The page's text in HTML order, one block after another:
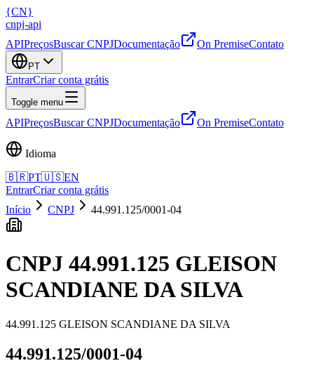
{CN}
cnpj-api
APIPreçosBuscar CNPJDocumentação On PremiseContato
PT
EntrarCriar conta grátis
Toggle menu
APIPreçosBuscar CNPJDocumentação On PremiseContato
Idioma
🇧🇷PT🇺🇸EN
EntrarCriar conta grátis
Início
CNPJ 44.991.125/0001-04
CNPJ 44.991.125 GLEISON
SCANDIANE DA SILVA
44.991.125 GLEISON SCANDIANE DA SILVA
44.991.125/0001-04